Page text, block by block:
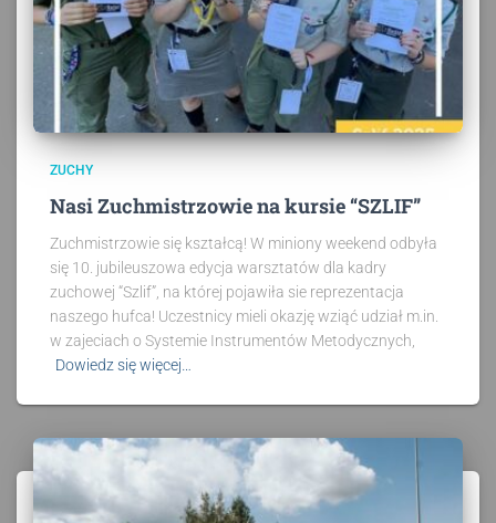
ZUCHY
Nasi Zuchmistrzowie na kursie “SZLIF”
Zuchmistrzowie się kształcą! W miniony weekend odbyła
się 10. jubileuszowa edycja warsztatów dla kadry
zuchowej “Szlif”, na której pojawiła sie reprezentacja
naszego hufca! Uczestnicy mieli okazję wziąć udział m.in.
w zajeciach o Systemie Instrumentów Metodycznych,
Dowiedz się więcej…